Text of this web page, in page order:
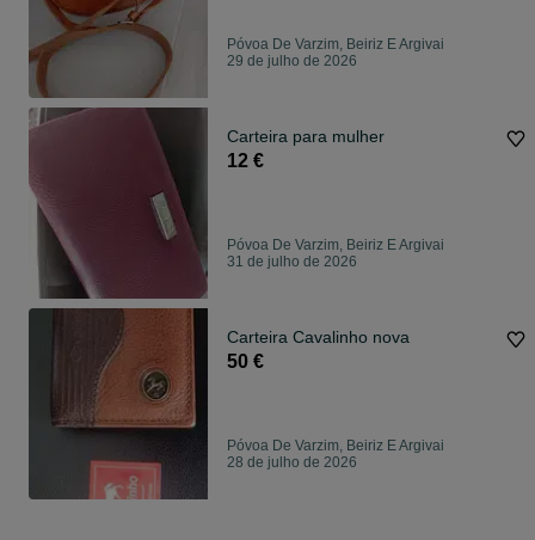
Póvoa De Varzim, Beiriz E Argivai
29 de julho de 2026
Carteira para mulher
12 €
Póvoa De Varzim, Beiriz E Argivai
31 de julho de 2026
Carteira Cavalinho nova
50 €
Póvoa De Varzim, Beiriz E Argivai
28 de julho de 2026